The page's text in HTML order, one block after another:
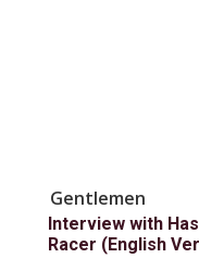
Gentlemen
Interview with
Racer (English